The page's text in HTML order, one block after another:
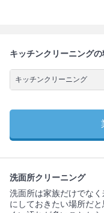
キッチンクリーニング
キッチンクリーニング
洗面所クリーニング
洗面所は家族だけでな
にしておきたい場所だ